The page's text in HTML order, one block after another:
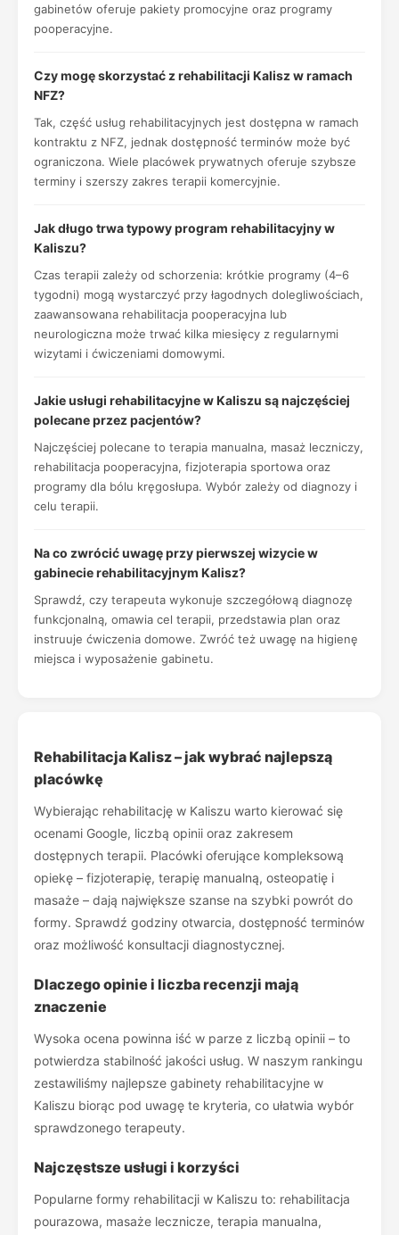
gabinetów oferuje pakiety promocyjne oraz programy
pooperacyjne.
Czy mogę skorzystać z rehabilitacji Kalisz w ramach
NFZ?
Tak, część usług rehabilitacyjnych jest dostępna w ramach
kontraktu z NFZ, jednak dostępność terminów może być
ograniczona. Wiele placówek prywatnych oferuje szybsze
terminy i szerszy zakres terapii komercyjnie.
Jak długo trwa typowy program rehabilitacyjny w
Kaliszu?
Czas terapii zależy od schorzenia: krótkie programy (4–6
tygodni) mogą wystarczyć przy łagodnych dolegliwościach,
zaawansowana rehabilitacja pooperacyjna lub
neurologiczna może trwać kilka miesięcy z regularnymi
wizytami i ćwiczeniami domowymi.
Jakie usługi rehabilitacyjne w Kaliszu są najczęściej
polecane przez pacjentów?
Najczęściej polecane to terapia manualna, masaż leczniczy,
rehabilitacja pooperacyjna, fizjoterapia sportowa oraz
programy dla bólu kręgosłupa. Wybór zależy od diagnozy i
celu terapii.
Na co zwrócić uwagę przy pierwszej wizycie w
gabinecie rehabilitacyjnym Kalisz?
Sprawdź, czy terapeuta wykonuje szczegółową diagnozę
funkcjonalną, omawia cel terapii, przedstawia plan oraz
instruuje ćwiczenia domowe. Zwróć też uwagę na higienę
miejsca i wyposażenie gabinetu.
Rehabilitacja Kalisz – jak wybrać najlepszą
placówkę
Wybierając rehabilitację w Kaliszu warto kierować się
ocenami Google, liczbą opinii oraz zakresem
dostępnych terapii. Placówki oferujące kompleksową
opiekę – fizjoterapię, terapię manualną, osteopatię i
masaże – dają największe szanse na szybki powrót do
formy. Sprawdź godziny otwarcia, dostępność terminów
oraz możliwość konsultacji diagnostycznej.
Dlaczego opinie i liczba recenzji mają
znaczenie
Wysoka ocena powinna iść w parze z liczbą opinii – to
potwierdza stabilność jakości usług. W naszym rankingu
zestawiliśmy najlepsze gabinety rehabilitacyjne w
Kaliszu biorąc pod uwagę te kryteria, co ułatwia wybór
sprawdzonego terapeuty.
Najczęstsze usługi i korzyści
Popularne formy rehabilitacji w Kaliszu to: rehabilitacja
pourazowa, masaże lecznicze, terapia manualna,